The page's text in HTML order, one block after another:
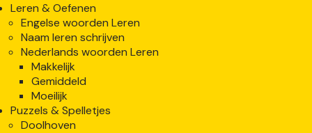
Leren & Oefenen
Engelse woorden Leren
Naam leren schrijven
Nederlands woorden Leren
Makkelijk
Gemiddeld
Moeilijk
Puzzels & Spelletjes
Doolhoven